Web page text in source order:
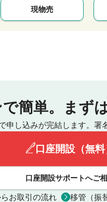
現物売
簡単。 まず
申し込みが完結します。 署
口座開設（無料
口座開設サポートへご
お取引の流れ 移管（振